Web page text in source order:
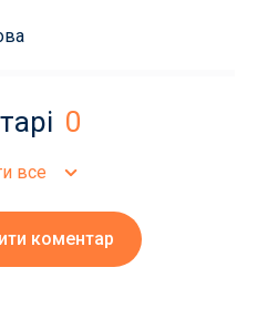
0
все
коментар